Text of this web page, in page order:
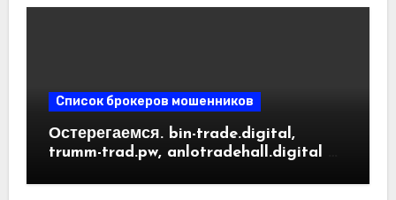
Список брокеров мошенников
Остерегаемся. bin-trade.digital,
trumm-trad.pw, anlotradehall.digital —
криптобирж. Как вернуть деньги.